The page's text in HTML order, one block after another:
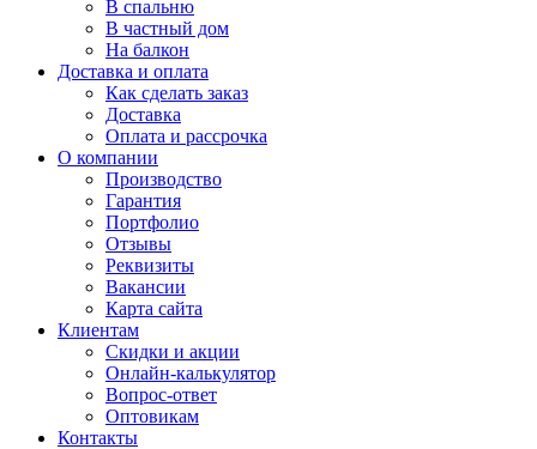
В спальню
В частный дом
На балкон
Доставка и оплата
Как сделать заказ
Доставка
Оплата и рассрочка
О компании
Производство
Гарантия
Портфолио
Отзывы
Реквизиты
Вакансии
Карта сайта
Клиентам
Скидки и акции
Онлайн-калькулятор
Вопрос-ответ
Оптовикам
Контакты